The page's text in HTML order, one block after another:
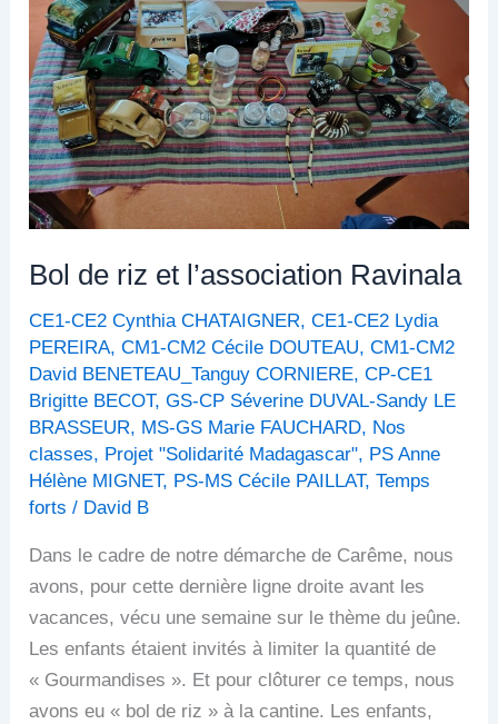
Bol de riz et l’association Ravinala
CE1-CE2 Cynthia CHATAIGNER,CE1-CE2 Lydia
PEREIRA,CM1-CM2 Cécile DOUTEAU,CM1-CM2
David BENETEAU_Tanguy CORNIERE,CP-CE1
Brigitte BECOT,GS-CP Séverine DUVAL-Sandy LE
BRASSEUR, MS-GS Marie FAUCHARD, Nos
classes, Projet "Solidarité Madagascar", PS Anne
Hélène MIGNET, PS-MS Cécile PAILLAT,Temps
forts / David B
Dans le cadre de notre démarche de Carême, nous
avons, pour cette dernière ligne droite avant les
vacances, vécu une semaine sur le thème du jeûne.
Les enfants étaient invités à limiter la quantité de
« Gourmandises ». Et pour clôturer ce temps, nous
avons eu « bol de riz » à la cantine. Les enfants,
l’association
Ravinala